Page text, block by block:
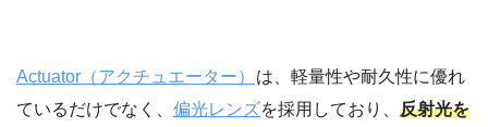
Actuator（アクチュエーター）
は、軽量性や耐久性に優れ
ているだけでなく、 偏光レンズを採用しており、 反射光を